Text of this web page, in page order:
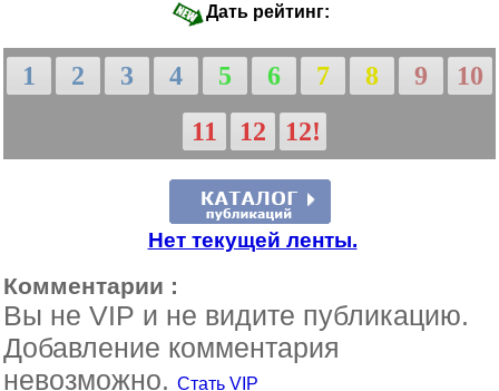
Дать рейтинг:
1 2 3 4 5 6 7 8 9
10
11
12 12!
Нет текущей ленты.
Комментарии :
Вы не VIP и не видите публикацию.
Добавление комментария
невозможно. Стать VIP